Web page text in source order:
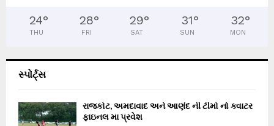
24°
THU
28°
FRI
29°
SAT
31°
SUN
32°
MON
સ્પોર્ટ્સ
રાજકોટ, અમદાવાદ અને આણંદ ની ટીમો નો ક્વાટર
ફાઇનલ મા પ્રવેશ